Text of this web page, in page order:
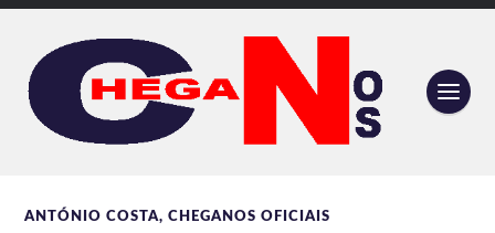
ANTÓNIO COSTA,CHEGANOS OFICIAIS